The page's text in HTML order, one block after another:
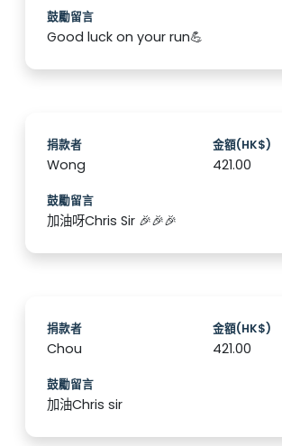
鼓勵留言
Good luck on your run💪
捐款者
Wong
金額(HK$)
421.00
鼓勵留言
加油呀Chris Sir 🎉🎉🎉
捐款者
Chou
金額(HK$)
421.00
鼓勵留言
加油Chris sir